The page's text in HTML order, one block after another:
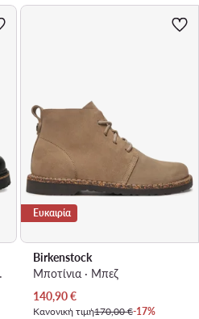
Ευκαιρία
Birkenstock
Μποτίνια · Μπεζ
Τρέχουσα τιμή
140,90€
Κανονική τιμή170,00 €-17%